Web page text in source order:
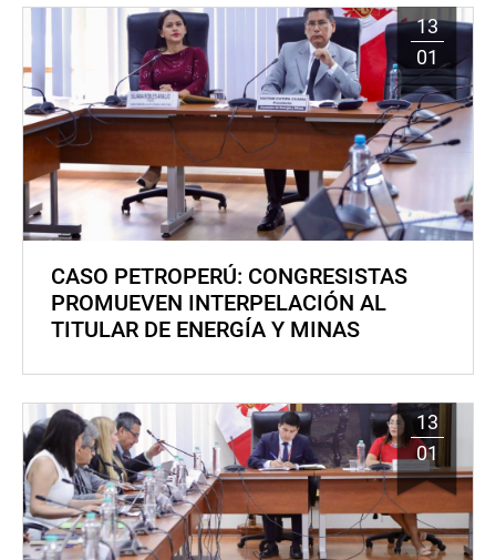
13
01
CASO PETROPERÚ: CONGRESISTAS
PROMUEVEN INTERPELACIÓN AL
TITULAR DE ENERGÍA Y MINAS
13
01